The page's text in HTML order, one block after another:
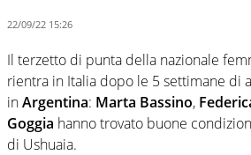
22/09/22 15:26
Il terzetto di punta della nazionale
rientra in Italia dopo le 5 settimane di
inArgentina: Marta Bassino,
Goggia hanno trovato buone
di Ushuaia.